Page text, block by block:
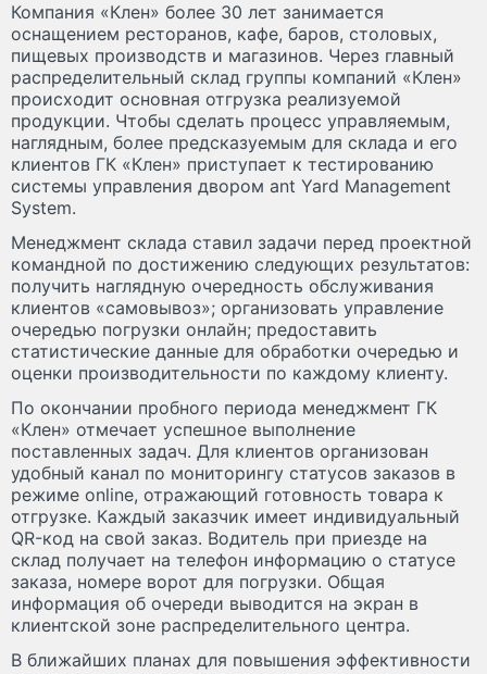
Компания «Клен» более 30 лет занимается
оснащением ресторанов, кафе, баров, столовых,
пищевых производств и магазинов. Через главный
распределительный склад группы компаний «Клен»
происходит основная отгрузка реализуемой
продукции. Чтобы сделать процесс управляемым,
наглядным, более предсказуемым для склада и его
клиентов ГК «Клен» приступает к тестированию
системы управления двором ant Yard Management
System.
Менеджмент склада ставил задачи перед проектной
командной по достижению следующих результатов:
получить наглядную очередность обслуживания
клиентов «самовывоз»; организовать управление
очередью погрузки онлайн; предоставить
статистические данные для обработки очередью и
оценки производительности по каждому клиенту.
По окончании пробного периода менеджмент ГК
«Клен» отмечает успешное выполнение
поставленных задач. Для клиентов организован
удобный канал по мониторингу статусов заказов в
режиме online, отражающий готовность товара к
отгрузке. Каждый заказчик имеет индивидуальный
QR-код на свой заказ. Водитель при приезде на
склад получает на телефон информацию о статусе
заказа, номере ворот для погрузки. Общая
информация об очереди выводится на экран в
клиентской зоне распределительного центра.
В ближайших планах для повышения эффективности